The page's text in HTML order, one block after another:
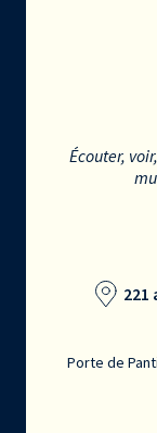
Écouter,
221
Porte de